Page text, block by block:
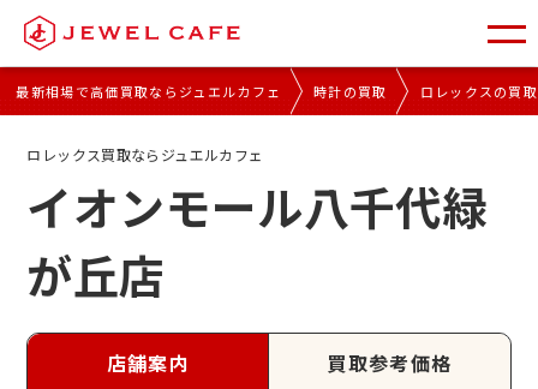
最新相場で高価買取ならジュエルカフェ 時計の買取 ロレックスの買取
ロレックス買取ならジュエルカフェ
イオンモール八千代緑
が丘店
店舗案内 買取参考価格